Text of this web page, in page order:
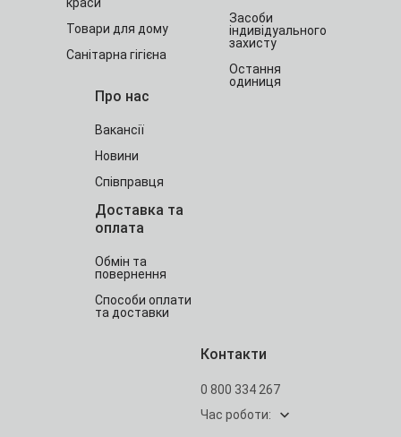
Товари для дому
Санітарна гігієна
Засоби
індивідуального
захисту
Остання
одиниця
Про нас
Вакансії
Новини
Співправця
Доставка та
оплата
Обмін та
повернення
Способи оплати
та доставки
Контакти
0 800 334 267
Час роботи: